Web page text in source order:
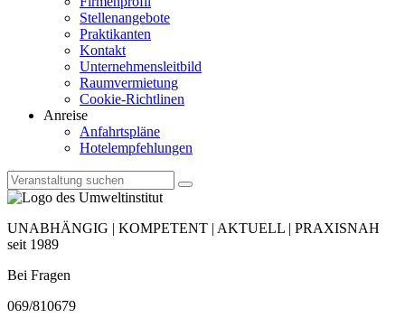
Stellenangebote
Praktikanten
Kontakt
Unternehmensleitbild
Raumvermietung
Cookie-Richtlinen
Anreise
Anfahrtspläne
Hotelempfehlungen
UNABHÄNGIG | KOMPETENT | AKTUELL | PRAXISNAH
seit 1989
Bei Fragen
069/810679